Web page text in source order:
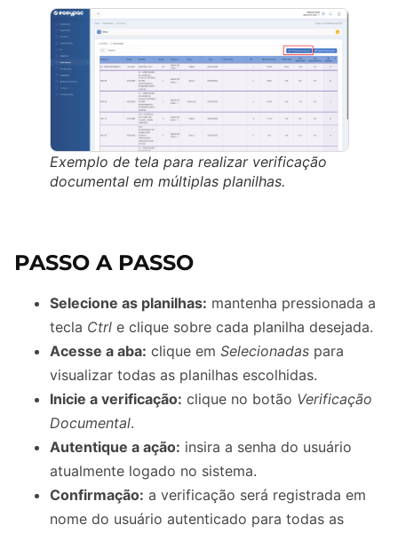
Exemplo de tela para realizar verificação
documental em múltiplas planilhas.
PASSO A PASSO
Selecione as planilhas: mantenha pressionada a
tecla Ctrl e clique sobre cada planilha desejada.
Acesse a aba: clique em Selecionadas para
visualizar todas as planilhas escolhidas.
Inicie a verificação: clique no botão Verificação
Documental.
Autentique a ação: insira a senha do usuário
atualmente logado no sistema.
Confirmação: a verificação será registrada em
nome do usuário autenticado para todas as